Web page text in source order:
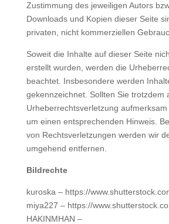
Zustimmung des jeweiligen Autors
Downloads und Kopien dieser Seite
privaten, nicht kommerziellen
Soweit die Inhalte auf dieser Seite
erstellt wurden, werden die
beachtet. Insbesondere werden
gekennzeichnet. Sollten Sie trotzdem
Urheberrechtsverletzung
um einen entsprechenden Hinweis.
von Rechtsverletzungen werden wir
umgehend entfernen.
Bildrechte
kuroska – https://
miya227 – https://
HAKINMHAN –